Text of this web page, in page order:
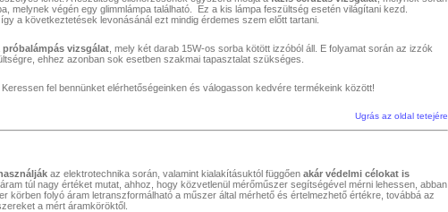
melynek végén egy glimmlámpa található. Ez a kis lámpa feszültség esetén világítani kezd.
a következtetések levonásánál ezt mindig érdemes szem előtt tartani.
próbalámpás vizsgálat , mely két darab 15W-os sorba kötött izzóból áll. E folyamat során az izzók
ehhez azonban sok esetben szakmai tapasztalat szükséges.
fel bennünket elérhetőségeinken és válogasson kedvére termékeink között!
Ugrás az oldal tetejére
az elektrotechnika során, valamint kialakításuktól függően akár védelmi célokat is
túl nagy értéket mutat, ahhoz, hogy közvetlenül mérőműszer segítségével mérni lehessen, abban
körben folyó áram letranszformálható a műszer által mérhető és értelmezhető értékre, továbbá az
a mért áramköröktől.